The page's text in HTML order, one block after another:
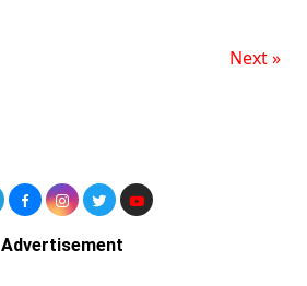
Next »
Advertisement